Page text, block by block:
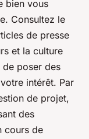
bien vous
Consultez le
de presse
et la culture
poser des
intérêt. Par
de projet,
des
cours de